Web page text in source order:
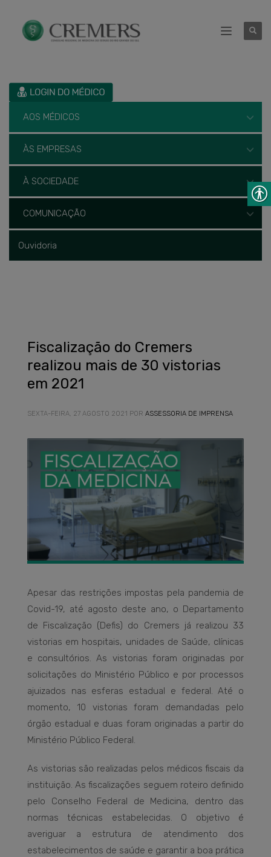
AOS MÉDICOS
ÀS EMPRESAS
À SOCIEDADE
COMUNICAÇÃO
Ouvidoria
Fiscalização do Cremers
realizou mais de 30 vistorias
em 2021
SEXTA-FEIRA, 27 AGOSTO 2021 POR ASSESSORIA DE IMPRENSA
Apesar das restrições impostas pela pandemia de
Covid-19, até agosto deste ano, o Departamento
de Fiscalização (Defis) do Cremers já realizou 33
vistorias em hospitais, unidades de Saúde, clínicas
e consultórios. As vistorias foram originadas por
solicitações do Ministério Público e por processos
ajuizados nas esferas estadual e federal. Até o
momento, 10 vistorias foram demandadas pelo
órgão estadual e duas foram originadas a partir do
Ministério Público Federal.
As vistorias são realizadas pelos médicos fiscais da
instituição. As fiscalizações seguem roteiro definido
pelo Conselho Federal de Medicina, dentro das
normas técnicas estabelecidas. O objetivo é
averiguar a estrutura de atendimento dos
estabelecimentos de saúde e garantir a boa prática